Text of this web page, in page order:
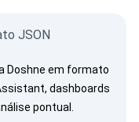
JSON
Doshne em formato
dashboards
pontual.